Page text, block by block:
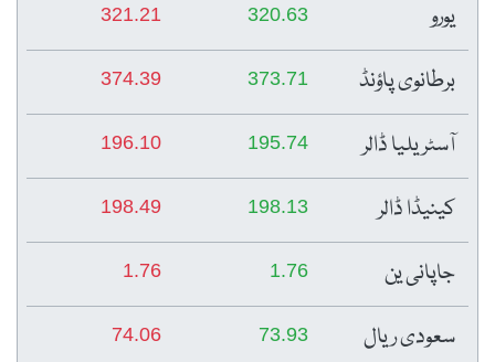
یورو 320.63
321.21
برطانوی پاؤنڈ 373.71
374.39
آسٹریلیا ڈالر 195.74
196.10
کینیڈا ڈالر 198.13
198.49
جاپانی ین 1.76
1.76
سعودی ریال 73.93
74.06